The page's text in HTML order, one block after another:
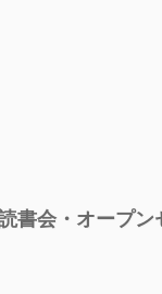
書会・オープン